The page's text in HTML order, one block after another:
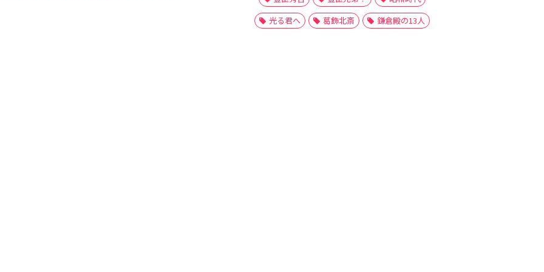
光る君へ
葛飾北斎 鎌倉殿の13人